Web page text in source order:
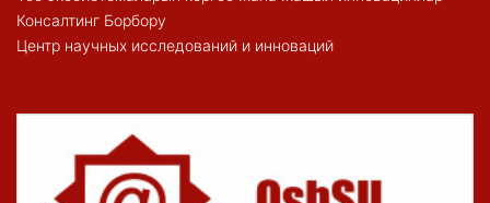
Консалтинг Борбору
Центр научных исследований и инноваций